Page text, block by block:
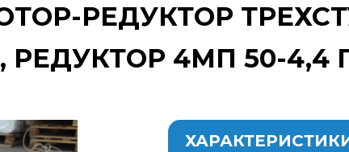
РЕДУКТОР
4МП 50-